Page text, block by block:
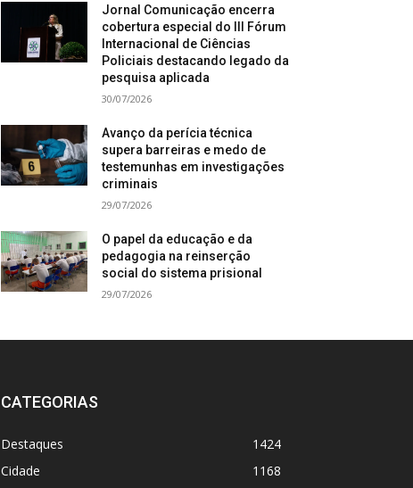
Jornal Comunicação encerra
cobertura especial do III Fórum
Internacional de Ciências
Policiais destacando legado da
pesquisa aplicada
30/07/2026
Avanço da perícia técnica
supera barreiras e medo de
testemunhas em investigações
criminais
29/07/2026
O papel da educação e da
pedagogia na reinserção
social do sistema prisional
29/07/2026
CATEGORIAS
Destaques
1424
Cidade
1168